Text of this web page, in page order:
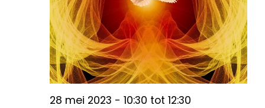
28 mei 2023 - 10:30 tot 12:30